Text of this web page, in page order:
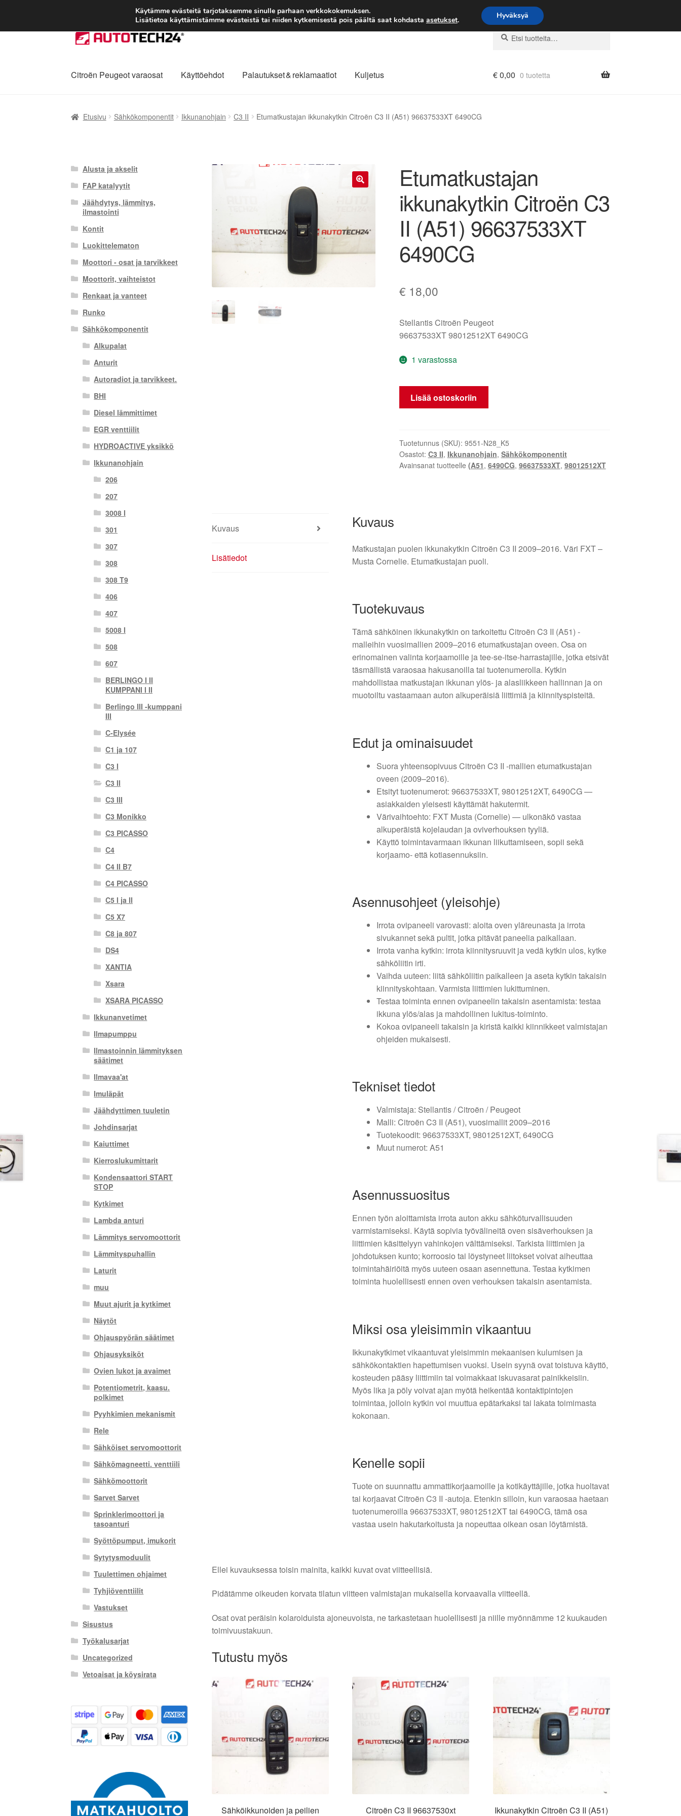
TOIMITUS alkaen 7 EUR
Siirry
navigointiin
Siirry
sisältöön
Etsi:
Haku
Citroën Peugeot varaosat Käyttöehdot Palautukset & reklamaatiot Kuljetus €0,00 0 tuotetta
Etusivu Sähkökomponentit Ikkunanohjain C3 II Etumatkustajan ikkunakytkin Citroën C3 II (A51) 96637533XT 6490CG
Etumatkustajan
ikkunakytkin Citroën C3
II (A51) 96637533XT
6490CG
€ 18,00
Stellantis Citroën Peugeot
96637533XT 98012512XT 6490CG
1 varastossa
Etumatkustajan
ikkunakytkin
II
(A51)
96637533XT
Lisää ostoskoriin
Tuotetunnus (SKU): 9551-N28_K5
Osastot: C3 II, Ikkunanohjain, Sähkökomponentit
Avainsanat tuotteelle (A51, 6490CG, 96637533XT, 98012512XT
Kuvaus
Lisätiedot
Kuvaus
Matkustajan puolen ikkunakytkin Citroën C3 II 2009–2016. Väri FXT –
Musta Cornelie. Etumatkustajan puoli.
Tuotekuvaus
Tämä sähköinen ikkunakytkin on tarkoitettu Citroën C3 II (A51) -
malleihin vuosimallien 2009–2016 etumatkustajan oveen. Osa on
erinomainen valinta korjaamoille ja tee-se-itse-harrastajille, jotka etsivät
täsmällistä varaosaa hakusanoilla tai tuotenumerolla. Kytkin
mahdollistaa matkustajan ikkunan ylös- ja alasliikkeen hallinnan ja on
muotoiltu vastaamaan auton alkuperäisiä liittimiä ja kiinnityspisteitä.
Edut ja ominaisuudet
Suora yhteensopivuus Citroën C3 II -mallien etumatkustajan
oveen (2009–2016).
Etsityt tuotenumerot: 96637533XT, 98012512XT, 6490CG —
asiakkaiden yleisesti käyttämät hakutermit.
Värivaihtoehto: FXT Musta (Cornelie) — ulkonäkö vastaa
alkuperäistä kojelaudan ja oviverhouksen tyyliä.
Käyttö toimintavarmaan ikkunan liikuttamiseen, sopii sekä
korjaamo- että kotiasennuksiin.
Asennusohjeet (yleisohje)
Irrota ovipaneeli varovasti: aloita oven yläreunasta ja irrota
sivukannet sekä pultit, jotka pitävät paneelia paikallaan.
Irrota vanha kytkin: irrota kiinnitysruuvit ja vedä kytkin ulos, kytke
sähköliitin irti.
Vaihda uuteen: liitä sähköliitin paikalleen ja aseta kytkin takaisin
kiinnityskohtaan. Varmista liittimien lukittuminen.
Testaa toiminta ennen ovipaneelin takaisin asentamista: testaa
ikkuna ylös/alas ja mahdollinen lukitus-toiminto.
Kokoa ovipaneeli takaisin ja kiristä kaikki kiinnikkeet valmistajan
ohjeiden mukaisesti.
Tekniset tiedot
Valmistaja: Stellantis / Citroën / Peugeot
Malli: Citroën C3 II (A51), vuosimallit 2009–2016
Tuotekoodit: 96637533XT, 98012512XT, 6490CG
Muut numerot: A51
Asennussuositus
Ennen työn aloittamista irrota auton akku sähköturvallisuuden
varmistamiseksi. Käytä sopivia työvälineitä oven sisäverhouksen ja
liittimien käsittelyyn vahinkojen välttämiseksi. Tarkista liittimien ja
johdotuksen kunto; korroosio tai löystyneet liitokset voivat aiheuttaa
toimintahäiriöitä myös uuteen osaan asennettuna. Testaa kytkimen
toiminta huolellisesti ennen oven verhouksen takaisin asentamista.
Miksi osa yleisimmin vikaantuu
Ikkunakytkimet vikaantuvat yleisimmin mekaanisen kulumisen ja
sähkökontaktien hapettumisen vuoksi. Usein syynä ovat toistuva käyttö,
kosteuden pääsy liittimiin tai voimakkaat iskuvasarat painikkeisiin.
Myös lika ja pöly voivat ajan myötä heikentää kontaktipintojen
toimintaa, jolloin kytkin voi muuttua epätarkaksi tai lakata toimimasta
kokonaan.
Kenelle sopii
Tuote on suunnattu ammattikorjaamoille ja kotikäyttäjille, jotka huoltavat
tai korjaavat Citroën C3 II -autoja. Etenkin silloin, kun varaosaa haetaan
tuotenumeroilla 96637533XT, 98012512XT tai 6490CG, tämä osa
vastaa usein hakutarkoitusta ja nopeuttaa oikean osan löytämistä.
Ellei kuvauksessa toisin mainita, kaikki kuvat ovat viitteellisiä.
Pidätämme oikeuden korvata tilatun viitteen valmistajan mukaisella korvaavalla viitteellä.
Osat ovat peräisin kolaroiduista ajoneuvoista, ne tarkastetaan huolellisesti ja niille myönnämme 12 kuukauden
toimivuustakuun.
Tutustu myös
Sähköikkunoiden ja peilien
Citroën C3 II 96637530xt
Ikkunakytkin Citroën C3 II (A51)
Alusta ja akselit
FAP katalyytit
Jäähdytys, lämmitys,
ilmastointi
Kontit
Luokittelematon
Moottori - osat ja tarvikkeet
Moottorit, vaihteistot
Renkaat ja vanteet
Runko
Sähkökomponentit
Alkupalat
Anturit
Autoradiot ja tarvikkeet.
BHI
Diesel lämmittimet
EGR venttiilit
HYDROACTIVE yksikkö
Ikkunanohjain
206
207
3008 I
301
307
308
308 T9
406
407
5008 I
508
607
BERLINGO I II
KUMPPANI I II
Berlingo III -kumppani
III
C-Elysée
C1 ja 107
C3 I
C3 II
C3 III
C3 Monikko
C3 PICASSO
C4
C4 II B7
C4 PICASSO
C5 I ja II
C5 X7
C8 ja 807
DS4
XANTIA
Xsara
XSARA PICASSO
Ikkunanvetimet
Ilmapumppu
Ilmastoinnin lämmityksen
säätimet
Ilmavaa'at
Imuläpät
Jäähdyttimen tuuletin
Johdinsarjat
Kaiuttimet
Kierroslukumittarit
Kondensaattori START
STOP
Kytkimet
Lambda anturi
Lämmitys servomoottorit
Lämmityspuhallin
Laturit
muu
Muut ajurit ja kytkimet
Näytöt
Ohjauspyörän säätimet
Ohjausyksiköt
Ovien lukot ja avaimet
Potentiometrit, kaasu.
polkimet
Pyyhkimien mekanismit
Rele
Sähköiset servomoottorit
Sähkömagneetti. venttiili
Sähkömoottorit
Sarvet Sarvet
Sprinklerimoottori ja
tasoanturi
Syöttöpumput, imukorit
Sytytysmoduulit
Tuulettimen ohjaimet
Tyhjiöventtiilit
Vastukset
Sisustus
Työkalusarjat
Uncategorized
Vetoaisat ja köysirata
Käytämme evästeitä tarjotaksemme sinulle parhaan verkkokokemuksen.
Lisätietoa käyttämistämme evästeistä tai niiden kytkemisestä pois päältä saat kohdasta asetukset. Hyväksyä